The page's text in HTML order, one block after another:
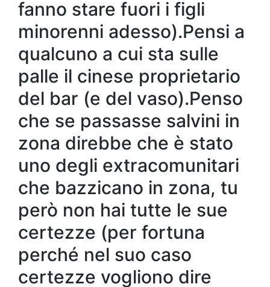
fanno stare fuori i figli
minorenni adesso).Pensi a
qualcuno a cui sta sulle
palle il cinese proprietario
del bar (e del vaso).Penso
che se passasse salvini in
zona direbbe che è stato
uno degli extracomunitari
che bazzicano in zona, tu
però non hai tutte le sue
certezze (per fortuna
perché nel suo caso
certezze vogliono dire